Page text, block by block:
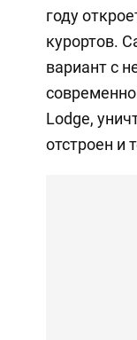
году
курортов.
вариант с
Lodge,
отстроен и